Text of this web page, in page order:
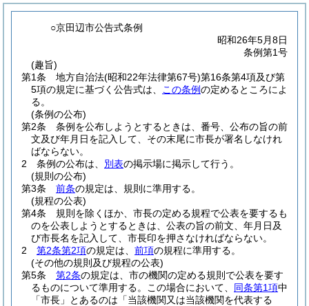
○京田辺市公告式条例
昭和26年5月8日
条例第1号
(趣旨)
第1条
地方自治法(昭和22年法律第67号)第16条第4項及び第
5項の規定に基づく公告式は、
この条例の定めるところによ
る。
(条例の公布)
第2条
条例を公布しようとするときは、番号、公布の旨の前
文及び年月日を記入して、その末尾に市長が署名しなけれ
ばならない。
2
条例の公布は、 別表の掲示場に掲示して行う。
(規則の公布)
第3条
前条の規定は、規則に準用する。
(規程の公表)
第4条
規則を除くほか、市長の定める規程で公表を要するも
のを公表しようとするときは、公表の旨の前文、年月日及
び市長名を記入して、市長印を押さなければならない。
2
第2条第2項の規定は、 前項の規程に準用する。
(その他の規則及び規程の公表)
第5条
第2条の規定は、市の機関の定める規則で公表を要す
るものについて準用する。
この場合において、 同条第1項中
「市長」とあるのは「当該機関又は当該機関を代表する